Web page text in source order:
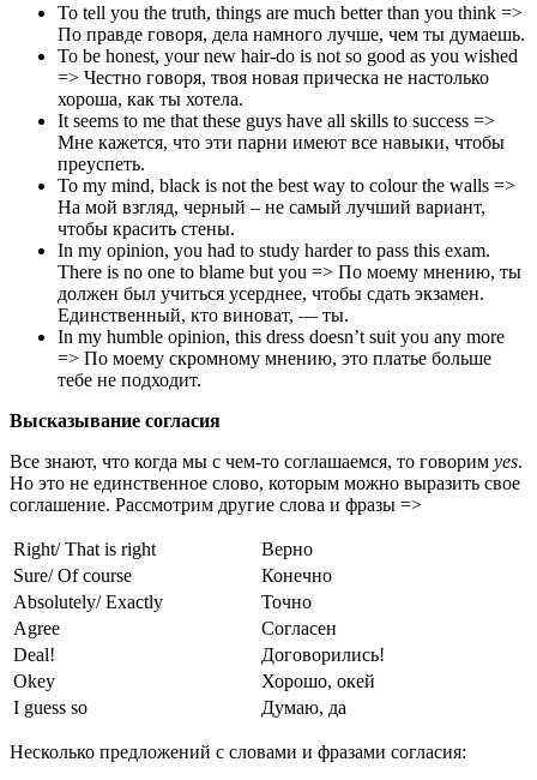
To tell you the truth, things are much better than you think =>
По правде говоря, дела намного лучше, чем ты думаешь.
To be honest, your new hair-do is not so good as you wished
=> Честно говоря, твоя новая прическа не настолько
хороша, как ты хотела.
It seems to me that these guys have all skills to success =>
Мне кажется, что эти парни имеют все навыки, чтобы
преуспеть.
To my mind, black is not the best way to colour the walls =>
На мой взгляд, черный – не самый лучший вариант,
чтобы красить стены.
In my opinion, you had to study harder to pass this exam.
There is no one to blame but you => По моему мнению, ты
должен был учиться усерднее, чтобы сдать экзамен.
Единственный, кто виноват, — ты.
In my humble opinion, this dress doesn’t suit you any more
=> По моему скромному мнению, это платье больше
тебе не подходит.
Высказывание согласия
Все знают, что когда мы с чем-то соглашаемся, то говорим yes.
Но это не единственное слово, которым можно выразить свое
соглашение. Рассмотрим другие слова и фразы =>
Right/ That is right
Верно
Sure/ Of course
Конечно
Absolutely/ Exactly
Точно
Agree
Согласен
Deal!
Договорились!
Okey
Хорошо, окей
I guess so
Думаю, да
Несколько предложений с словами и фразами согласия: